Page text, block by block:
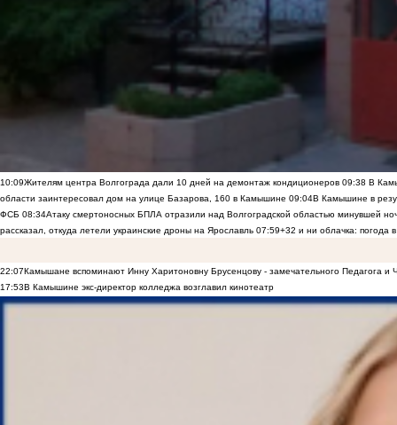
10:09Жителям центра Волгограда дали 10 дней на демонтаж кондиционеров 09:38 В
области заинтересовал дом на улице Базарова, 160 в Камышине 09:04В Камышине в
ФСБ 08:34Атаку смертоносных БПЛА отразили над Волгоградской областью минувшей
рассказал, откуда летели украинские дроны на Ярославль 07:59+32 и ни облачка: погода
22:07Камышане вспоминают Инну Харитоновну Брусенцову - замечательного Педагога и
17:53В Камышине экс-директор колледжа возглавил кинотеатр